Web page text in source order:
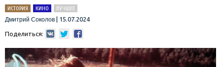
ИСТОРИЯ КИНО
ЛУЧШЕЕ
Дмитрий Соколов | 15.07.2024
Поделиться: